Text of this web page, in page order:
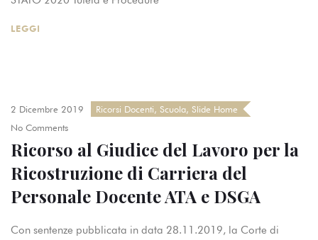
LEGGI
2 Dicembre 2019 Ricorsi Docenti, Scuola, Slide Home
No Comments
Ricorso al Giudice del Lavoro per la
Ricostruzione di Carriera del
Personale Docente ATA e DSGA
Con sentenze pubblicata in data 28.11.2019, la Corte di